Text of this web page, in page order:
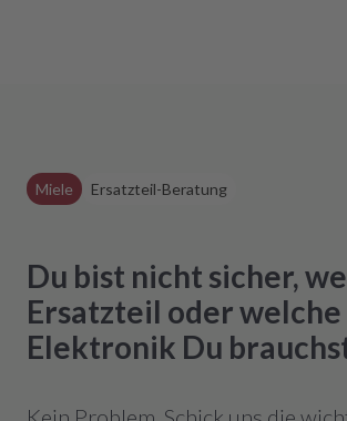
Miele Ersatzteil-Beratung
Du bist nicht sicher,
Ersatzteil oder welche
Elektronik Du